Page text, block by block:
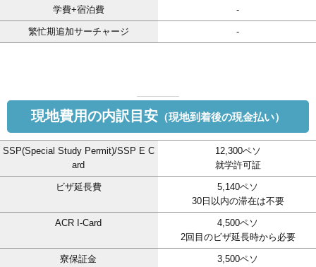
学費+宿泊費 -
繁忙期追加サーチャージ -
現地費用の内訳目安 （現地到着後の現金払い）
SSP(Special Study Permit)/SSP E C
ard
12,300ペソ
就学許可証
ビザ延長費
5,140ペソ
30日以内の滞在は不要
ACR I-Card
4,500ペソ
2回目のビザ延長時から必要
寮保証金
3,500ペソ